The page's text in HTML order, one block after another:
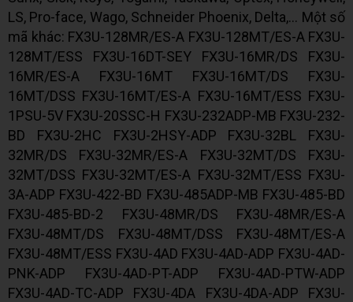
LS, Pro-face, Wago, Schneider Phoenix, Delta,... Một số
mã khác: FX3U-128MR/ES-A FX3U-128MT/ES-A FX3U-
128MT/ESS FX3U-16DT-SEY FX3U-16MR/DS FX3U-
16MR/ES-A FX3U-16MT FX3U-16MT/DS FX3U-
16MT/DSS FX3U-16MT/ES-A FX3U-16MT/ESS FX3U-
1PSU-5V FX3U-20SSC-H FX3U-232ADP-MB FX3U-232-
BD FX3U-2HC FX3U-2HSY-ADP FX3U-32BL FX3U-
32MR/DS FX3U-32MR/ES-A FX3U-32MT/DS FX3U-
32MT/DSS FX3U-32MT/ES-A FX3U-32MT/ESS FX3U-
3A-ADP FX3U-422-BD FX3U-485ADP-MB FX3U-485-BD
FX3U-485-BD-2 FX3U-48MR/DS FX3U-48MR/ES-A
FX3U-48MT/DS FX3U-48MT/DSS FX3U-48MT/ES-A
FX3U-48MT/ESS FX3U-4AD FX3U-4AD-ADP FX3U-4AD-
PNK-ADP FX3U-4AD-PT-ADP FX3U-4AD-PTW-ADP
FX3U-4AD-TC-ADP FX3U-4DA FX3U-4DA-ADP FX3U-